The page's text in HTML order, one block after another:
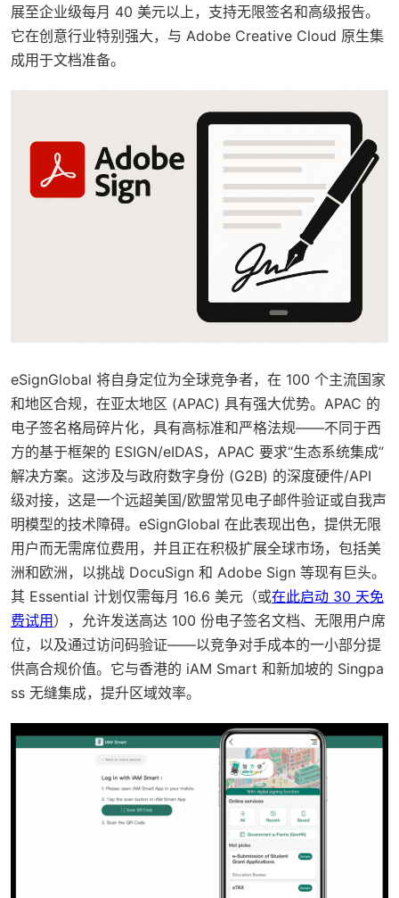
展至企业级每月 40 美元以上，支持无限签名和高级报告。
它在创意行业特别强大，与 Adobe Creative Cloud 原生集
成用于文档准备。
eSignGlobal 将自身定位为全球竞争者，在 100 个主流国家
和地区合规，在亚太地区 (APAC) 具有强大优势。APAC 的
电子签名格局碎片化，具有高标准和严格法规——不同于西
方的基于框架的 ESIGN/eIDAS，APAC 要求“生态系统集成”
解决方案。这涉及与政府数字身份 (G2B) 的深度硬件/API
级对接，这是一个远超美国/欧盟常见电子邮件验证或自我声
明模型的技术障碍。eSignGlobal 在此表现出色，提供无限
用户而无需席位费用，并且正在积极扩展全球市场，包括美
洲和欧洲，以挑战 DocuSign 和 Adobe Sign 等现有巨头。
其 Essential 计划仅需每月 16.6 美元（或在此启动 30 天免
费试用），允许发送高达 100 份电子签名文档、无限用户席
位，以及通过访问码验证——以竞争对手成本的一小部分提
供高合规价值。它与香港的 iAM Smart 和新加坡的 Singpa
ss 无缝集成，提升区域效率。